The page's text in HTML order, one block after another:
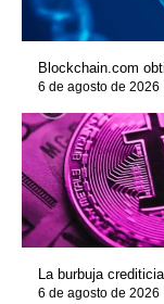
Blockchain.com
6 de agosto de 2026
La burbuja
6 de agosto de 2026